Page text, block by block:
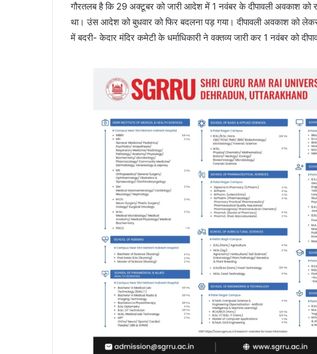
गौरतलब है कि 29 अक्टूबर को जारी आदेश में 1 नवंबर के दीपावली अवकाश को
था। उंस आदेश को बुधवार को फिर बदलना पड़ गया। दीपावली अवकाश को लेकर
में बदरी- केदार मंदिर कमेटी के धर्माधिकारी ने वक्तव्य जारी कर 1 नवंबर को